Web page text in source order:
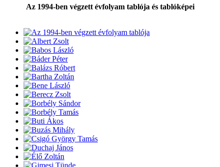
Az 1994-ben végzett évfolyam tablója és tablóképei